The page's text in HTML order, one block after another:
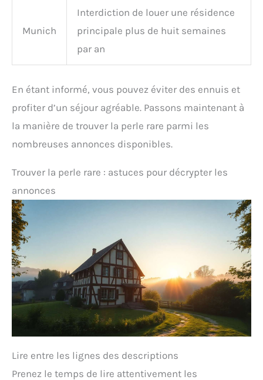
Munich
Interdiction de louer une résidence
principale plus de huit semaines
par an
En étant informé, vous pouvez éviter des ennuis et
profiter d’un séjour agréable. Passons maintenant à
la manière de trouver la perle rare parmi les
nombreuses annonces disponibles.
Trouver la perle rare : astuces pour décrypter les
annonces
Lire entre les lignes des descriptions
Prenez le temps de lire attentivement les